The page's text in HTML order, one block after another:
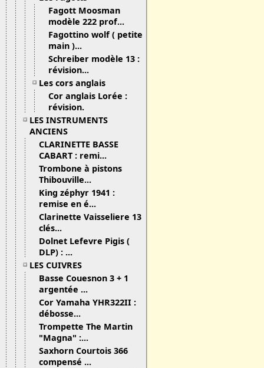
Fagott Moosman
modèle 222 prof...
Fagottino wolf ( petite
main )...
Schreiber modèle 13 :
révision...
Les cors anglais
Cor anglais Lorée :
révision.
LES INSTRUMENTS
ANCIENS
CLARINETTE BASSE
CABART : remi...
Trombone à pistons
Thibouville...
King zéphyr 1941 :
remise en é...
Clarinette Vaisseliere 13
clés...
Dolnet Lefevre Pigis (
DLP) : ...
LES CUIVRES
Basse Couesnon 3 + 1
argentée ...
Cor Yamaha YHR322II :
débosse...
Trompette The Martin
"Magna" :...
Saxhorn Courtois 366
compensé ...